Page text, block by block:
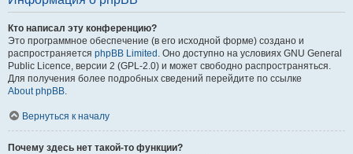
Кто написал эту конференцию?
Это программное обеспечение (в его исходной форме) создано и
распространяется phpBB Limited . Оно доступно на условиях GNU General
Public Licence, версии 2 (GPL-2.0) и может свободно распространяться.
Для получения более подробных сведений перейдите по ссылке
About phpBB.
Вернуться к началу
Почему здесь нет такой-то функции?